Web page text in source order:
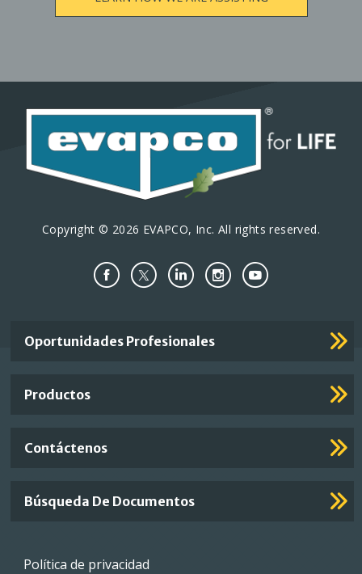
Copyright © 2026 EVAPCO, Inc. All rights reserved.
Important
Footer
Oportunidades Profesionales
Productos
Contáctenos
Búsqueda De Documentos
Footer
Política de privacidad